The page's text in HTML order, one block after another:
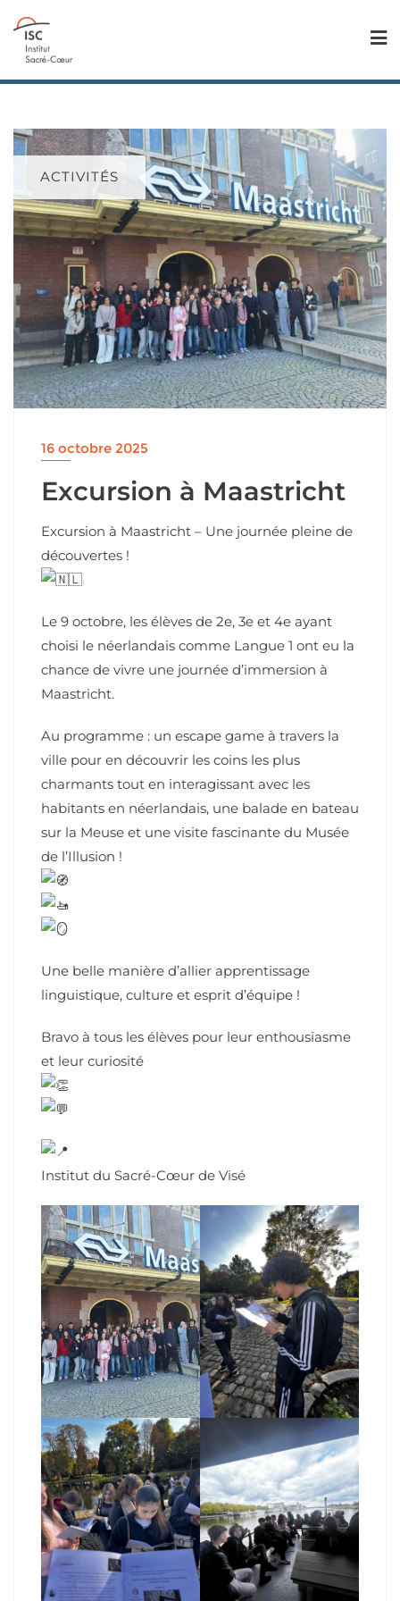
ACTIVITÉS
16 octobre 2025
Excursion à Maastricht
Excursion à Maastricht – Une journée pleine de
découvertes !
Le 9 octobre, les élèves de 2e, 3e et 4e ayant
choisi le néerlandais comme Langue 1 ont eu la
chance de vivre une journée d’immersion à
Maastricht.
Au programme : un escape game à travers la
ville pour en découvrir les coins les plus
charmants tout en interagissant avec les
habitants en néerlandais, une balade en bateau
sur la Meuse et une visite fascinante du Musée
de l’Illusion !
Une belle manière d’allier apprentissage
linguistique, culture et esprit d’équipe !
Bravo à tous les élèves pour leur enthousiasme
et leur curiosité
Institut du Sacré-Cœur de Visé